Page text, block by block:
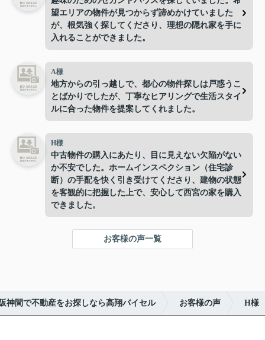
望エリアの物件が見つからず諦めかけていました
が、根気強く探してくださり、理想の隠れ家を手に
入れることができました。
A様
地方からの引っ越しで、都心の物件探しは戸惑うこ
とばかりでしたが、丁寧なヒアリングで生活スタイ
ルに合った物件を提案してくれました。
H様
中古物件の購入にあたり、目に見えない欠陥がない
か不安でした。ホームインスペクション（住宅診
断）の手配を快く引き受けてくださり、建物の状態
を客観的に把握した上で、安心して西宮の家を購入
できました。
お客様の声一覧
神間で不動産をお探しなら高翔バイセル お客様の声 H様